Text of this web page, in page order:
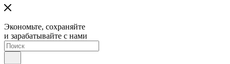
Экономьте, сохраняйте
и зарабатывайте с нами